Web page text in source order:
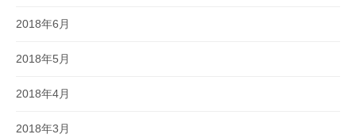
2018年6月
2018年5月
2018年4月
2018年3月